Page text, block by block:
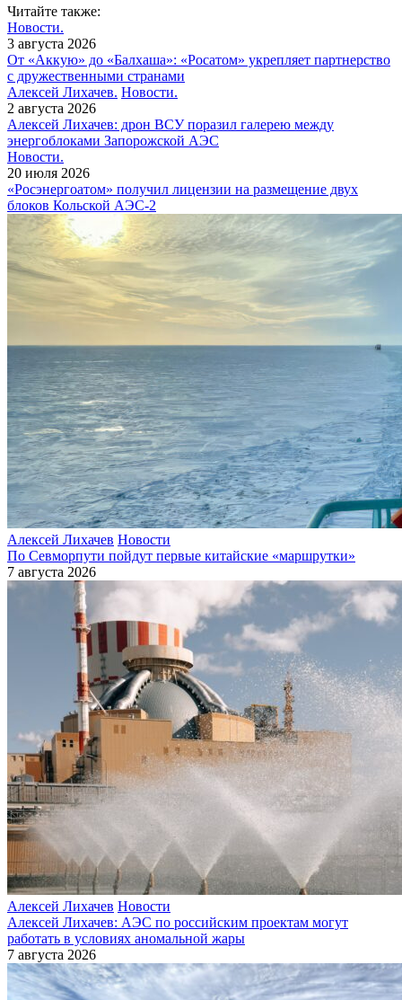
Читайте также:
Новости.
3 августа 2026
От «Аккую» до «Балхаша»: «Росатом» укрепляет партнерство
с дружественными странами
Алексей Лихачев. Новости.
2 августа 2026
Алексей Лихачев: дрон ВСУ поразил галерею между
энергоблоками Запорожской АЭС
Новости.
20 июля 2026
«Росэнергоатом» получил лицензии на размещение двух
блоков Кольской АЭС‑2
Алексей Лихачев Новости
По Севморпути пойдут первые китайские «маршрутки»
7 августа 2026
Алексей Лихачев Новости
Алексей Лихачев: АЭС по российским проектам могут
работать в условиях аномальной жары
7 августа 2026